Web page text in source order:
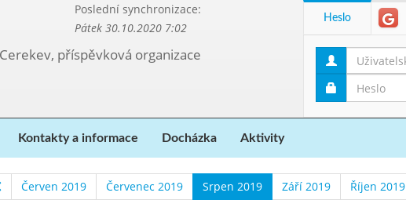
Poslední synchronizace:
Pátek 30.10.2020 7:02
příspěvková organizace
Heslo
Kontakty a informace Docházka Aktivity
Červen 2019 Červenec 2019 Srpen 2019 Září 2019 Říjen 2019